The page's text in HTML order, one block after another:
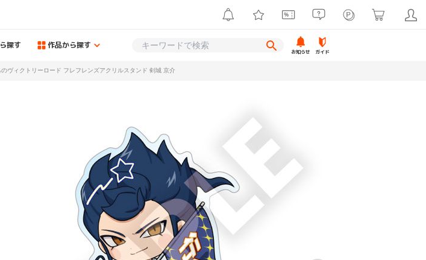
探す 作品から探す
お知らせ ガイド
ヴィクトリーロード フレフレンズアクリルスタンド 剣城 京介